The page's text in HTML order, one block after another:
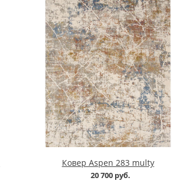
Ковер Aspen 283 multy
20 700 руб.